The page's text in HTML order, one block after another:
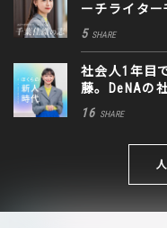
ーチライタ
に込めた思い
5 SHARE
社会人1年目
藤。DeNAの
生きる道
16 SHARE